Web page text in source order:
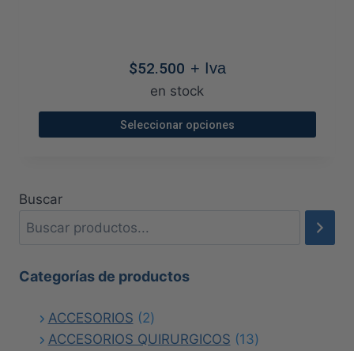
se
pueden
elegir
en
$52.500 + Iva
en stock
Seleccionar opciones
opciones
elegir
Buscar
Categorías de productos
ACCESORIOS 22
productos
ACCESORIOS QUIRURGICOS 1313